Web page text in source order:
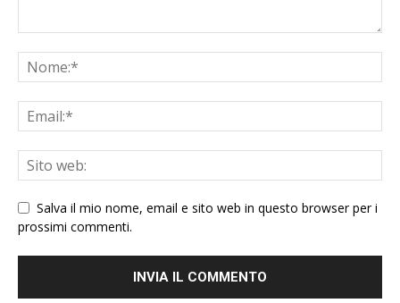
Salva il mio nome, email e sito web in questo browser per i
prossimi commenti.